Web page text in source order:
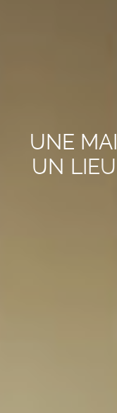
UNE MAI
UN LIEU